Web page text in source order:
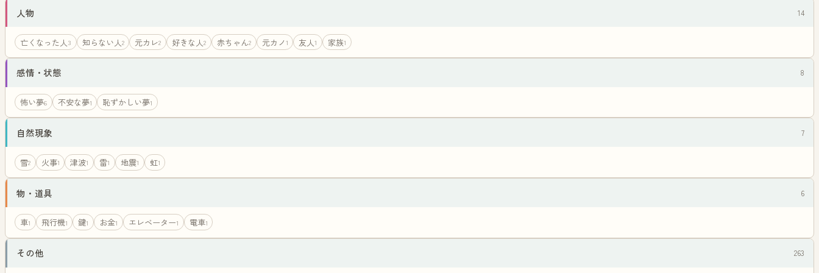
人物 14
亡くなった人 3 知らない人2 元カレ2 好きな人2 赤ちゃん2 元カノ1 友人1 家族1
感情・状態 8
怖い夢6 不安な夢1 恥ずかしい夢1
自然現象 7
雪2 火事1 津波1 雷1 地震1 虹1
物・道具 6
車1 飛行機1 鍵1 お金1 エレベーター1 電車1
その他 263